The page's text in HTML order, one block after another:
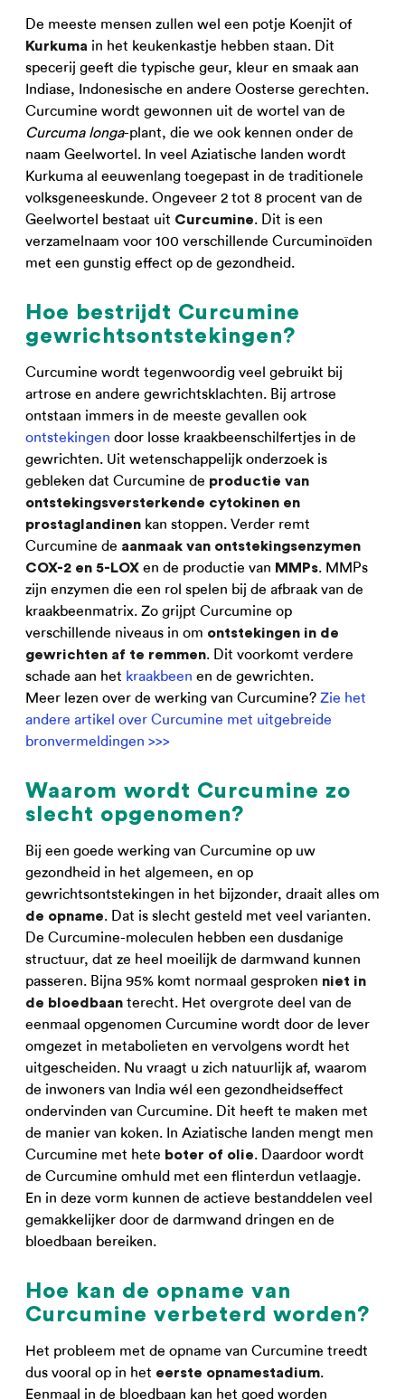
De meeste mensen zullen wel een potje Koenjit of
Kurkuma in het keukenkastje hebben staan. Dit
specerij geeft die typische geur, kleur en smaak aan
Indiase, Indonesische en andere Oosterse gerechten.
Curcumine wordt gewonnen uit de wortel van de
Curcuma longa-plant, die we ook kennen onder de
naam Geelwortel. In veel Aziatische landen wordt
Kurkuma al eeuwenlang toegepast in de traditionele
volksgeneeskunde. Ongeveer 2 tot 8 procent van de
Geelwortel bestaat uit Curcumine. Dit is een
verzamelnaam voor 100 verschillende Curcuminoïden
met een gunstig effect op de gezondheid.
Hoe bestrijdt Curcumine
gewrichtsontstekingen?
Curcumine wordt tegenwoordig veel gebruikt bij
artrose en andere gewrichtsklachten. Bij artrose
ontstaan immers in de meeste gevallen ook
ontstekingen door losse kraakbeenschilfertjes in de
gewrichten. Uit wetenschappelijk onderzoek is
gebleken dat Curcumine de productie van
ontstekingsversterkende cytokinen en
prostaglandinen kan stoppen. Verder remt
Curcumine de aanmaak van ontstekingsenzymen
COX-2 en 5-LOX en de productie van MMPs. MMPs
zijn enzymen die een rol spelen bij de afbraak van de
kraakbeenmatrix. Zo grijpt Curcumine op
verschillende niveaus in om ontstekingen in de
gewrichten af te remmen. Dit voorkomt verdere
schade aan het kraakbeen en de gewrichten.
Meer lezen over de werking van Curcumine? Zie het
andere artikel over Curcumine met uitgebreide
bronvermeldingen >>>
Waarom wordt Curcumine zo
slecht opgenomen?
Bij een goede werking van Curcumine op uw
gezondheid in het algemeen, en op
gewrichtsontstekingen in het bijzonder, draait alles om
de opname. Dat is slecht gesteld met veel varianten.
De Curcumine-moleculen hebben een dusdanige
structuur, dat ze heel moeilijk de darmwand kunnen
passeren. Bijna 95% komt normaal gesproken niet in
de bloedbaan terecht. Het overgrote deel van de
eenmaal opgenomen Curcumine wordt door de lever
omgezet in metabolieten en vervolgens wordt het
uitgescheiden. Nu vraagt u zich natuurlijk af, waarom
de inwoners van India wél een gezondheidseffect
ondervinden van Curcumine. Dit heeft te maken met
de manier van koken. In Aziatische landen mengt men
Curcumine met hete boter of olie. Daardoor wordt
de Curcumine omhuld met een flinterdun vetlaagje.
En in deze vorm kunnen de actieve bestanddelen veel
gemakkelijker door de darmwand dringen en de
bloedbaan bereiken.
Hoe kan de opname van
Curcumine verbeterd worden?
Het probleem met de opname van Curcumine treedt
dus vooral op in het eerste opnamestadium.
Eenmaal in de bloedbaan kan het goed worden